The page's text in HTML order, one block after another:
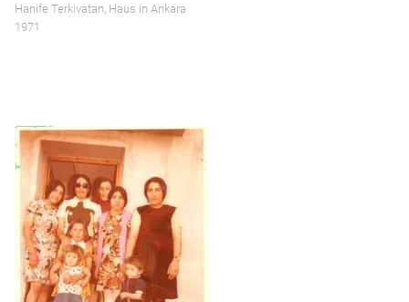
Hanife Terkivatan, Haus in Ankara
1971